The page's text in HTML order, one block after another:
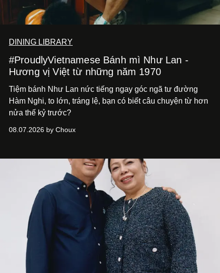
DINING LIBRARY
#ProudlyVietnamese Bánh mì Như Lan -
Hương vị Việt từ những năm 1970
Tiệm bánh Như Lan nức tiếng ngay góc ngã tư đường
Hàm Nghi, to lớn, tráng lệ, bạn có biết câu chuyện từ hơn
nửa thế kỷ trước?
08.07.2026 by Choux